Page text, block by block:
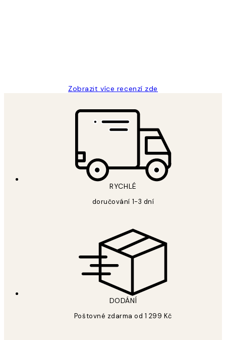
Zobrazit více recenzí zde
RYCHLÉ
doručování 1-3 dní
DODÁNÍ
Poštovné zdarma od 1 299 Kč